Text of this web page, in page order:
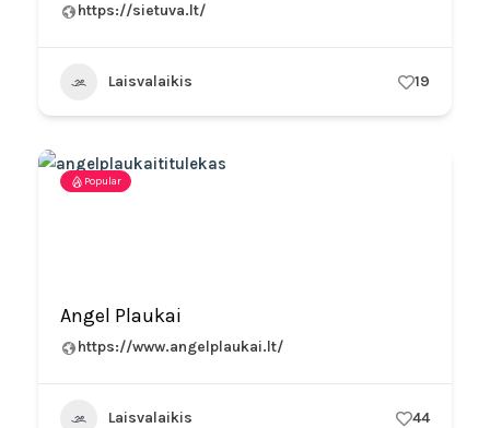
https://sietuva.lt/
Laisvalaikis 19
Popular
Angel Plaukai
https://www.angelplaukai.lt/
Laisvalaikis 44